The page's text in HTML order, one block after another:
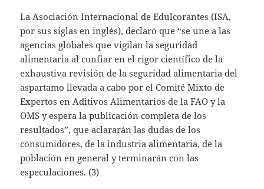
La Asociación Internacional de Edulcorantes (ISA,
por sus siglas en inglés), declaró que “se une a las
agencias globales que vigilan la seguridad
alimentaria al confiar en el rigor científico de la
exhaustiva revisión de la seguridad alimentaria del
aspartamo llevada a cabo por el Comité Mixto de
Expertos en Aditivos Alimentarios de la FAO y la
OMS y espera la publicación completa de los
resultados”, que aclararán las dudas de los
consumidores, de la industria alimentaria, de la
población en general y terminarán con las
especulaciones. (3)